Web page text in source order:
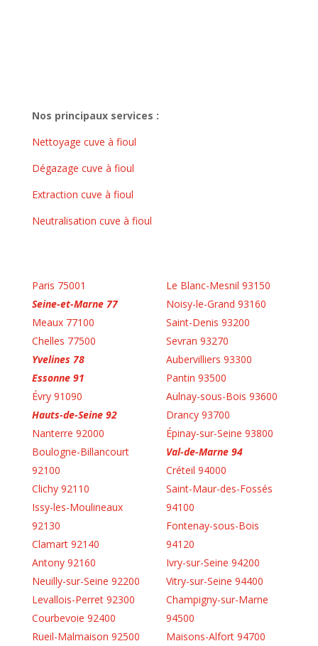
Nos principaux services :
Nettoyage cuve à fioul
Dégazage cuve à fioul
Extraction cuve à fioul
Neutralisation cuve à fioul
Paris 75001
Seine-et-Marne 77
Meaux 77100
Chelles 77500
Yvelines 78
Essonne 91
Évry 91090
Hauts-de-Seine 92
Nanterre 92000
Boulogne-Billancourt
92100
Clichy 92110
Issy-les-Moulineaux
92130
Clamart 92140
Antony 92160
Neuilly-sur-Seine 92200
Levallois-Perret 92300
Courbevoie 92400
Rueil-Malmaison 92500
Le Blanc-Mesnil 93150
Noisy-le-Grand 93160
Saint-Denis 93200
Sevran 93270
Aubervilliers 93300
Pantin 93500
Aulnay-sous-Bois 93600
Drancy 93700
Épinay-sur-Seine 93800
Val-de-Marne 94
Créteil 94000
Saint-Maur-des-Fossés
94100
Fontenay-sous-Bois
94120
Ivry-sur-Seine 94200
Vitry-sur-Seine 94400
Champigny-sur-Marne
94500
Maisons-Alfort 94700